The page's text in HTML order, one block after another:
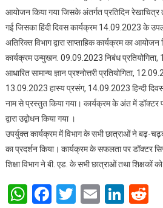
आयोजन किया गया जिसके अंतर्गत प्रतिदिन रेखाचित्र
गई जिसका हिंदी दिवस कार्यक्रम 14.09.2023 के
अतिरिक्त विभाग द्वारा साप्ताहिक कार्यक्रम का
कार्यक्रम उन्मुखन. 09.09.2023 निबंध प्रतियोगिता,
आधारित सामान्य ज्ञान प्रश्नोत्तरी प्रतियोगिता,
13.09.2023 हास्य प्रसंग, 14.09.2023 हिन्दी दिवस
नाम से प्रस्तुत किया गया। कार्यक्रम के अंत में डॉक्टर
द्वारा उद्बोधन किया गया ।
उपर्युक्त कार्यक्रम में विभाग के सभी छात्राओं ने बढ़-
का प्रदर्शन किया। कार्यक्रम के सफलता पर डॉक्टर
शिक्षा विभाग ने बी. एड. के सभी छात्राओं तथा शिक्षकों को
WhatsApp
Facebook
Twitter
Email